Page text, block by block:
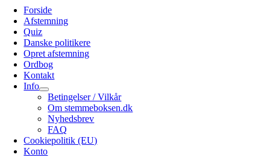
Forside
Afstemning
Quiz
Danske politikere
Opret afstemning
Ordbog
Kontakt
Info
Betingelser / Vilkår
Om stemmeboksen.dk
Nyhedsbrev
FAQ
Cookiepolitik (EU)
Konto